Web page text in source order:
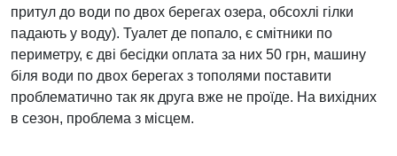
притул до води по двох берегах озера, обсохлі гілки
падають у воду). Туалет де попало, є смітники по
периметру, є дві бесідки оплата за них 50 грн, машину
біля води по двох берегах з тополями поставити
проблематично так як друга вже не проїде. На вихідних
в сезон, проблема з місцем.